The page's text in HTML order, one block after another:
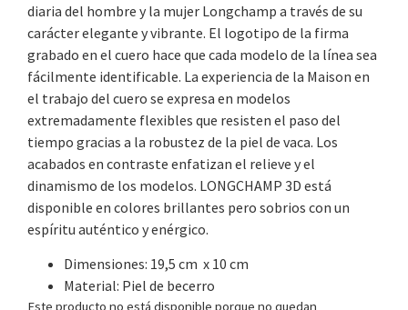
diaria del hombre y la mujer Longchamp a través de su
carácter elegante y vibrante. El logotipo de la firma
grabado en el cuero hace que cada modelo de la línea sea
fácilmente identificable. La experiencia de la Maison en
el trabajo del cuero se expresa en modelos
extremadamente flexibles que resisten el paso del
tiempo gracias a la robustez de la piel de vaca. Los
acabados en contraste enfatizan el relieve y el
dinamismo de los modelos. LONGCHAMP 3D está
disponible en colores brillantes pero sobrios con un
espíritu auténtico y enérgico.
Dimensiones: 19,5 cm x 10 cm
Material: Piel de becerro
Este producto no está disponible porque no quedan